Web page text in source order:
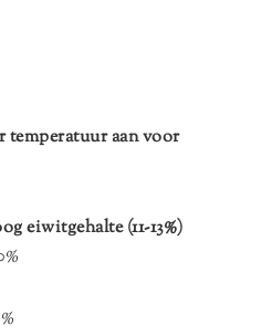
temperatuur aan voor
eiwitgehalte (11-13%)